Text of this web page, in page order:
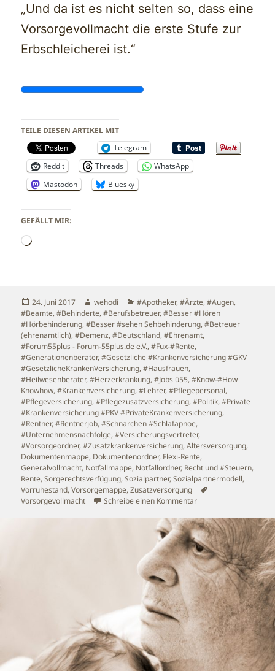
„Und da ist es nicht selten so, dass eine
Vorsorgevollmacht die erste Stufe zur
Erbschleicherei ist.“
TEILE DIESEN ARTIKEL MIT
Telegram
Reddit
Threads
WhatsApp
Mastodon
Bluesky
GEFÄLLT MIR:
Wird
Veröffentlicht
am
24. Juni 2017 Autor
wehodi Kategorien
#Apotheker,#Ärzte,#Augen,
#Beamte,#Behinderte,#Berufsbetreuer,#Besser #Hören
#Hörbehinderung,#Besser #sehen Sehbehinderung,#Betreuer
(ehrenamtlich),#Demenz,#Deutschland,#Ehrenamt,
#Forum55plus - Forum-55plus.de e.V.,#Fux-#Rente,
#Generationenberater,#Gesetzliche #Krankenversicherung #GKV
#GesetzlicheKrankenVersicherung,#Hausfrauen,
#Heilwesenberater,#Herzerkrankung,#Jobs ü55,#Know-#How
Knowhow,#Krankenversicherung,#Lehrer,#Pflegepersonal,
#Pflegeversicherung,#Pflegezusatzversicherung,#Politik,#Private
#Krankenversicherung #PKV #PrivateKrankenversicherung,
#Rentner,#Rentnerjob,#Schnarchen #Schlafapnoe,
#Unternehmensnachfolge,#Versicherungsvertreter,
#Vorsorgeordner,#Zusatzkrankenversicherung,Altersversorgung,
Dokumentenmappe, Dokumentenordner, Flexi-Rente,
Generalvollmacht, Notfallmappe, Notfallordner, Recht und #Steuern,
Rente,Sorgerechtsverfügung,Sozialpartner,Sozialpartnermodell,
Vorruhestand,Vorsorgemappe,Zusatzversorgung
Vorsorgevollmacht
Schreibe einen Kommentarzu Vorsicht bei